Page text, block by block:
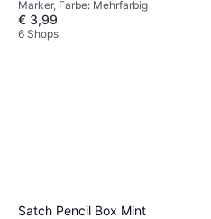
Marker, Farbe: Mehrfarbig
€ 3,99
6 Shops
Satch Pencil Box Mint